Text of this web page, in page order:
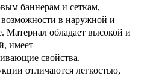
баннерам и сеткам,
в наружной и
Материал обладает высокой и
имеет
свойства.
отличаются легкостью,